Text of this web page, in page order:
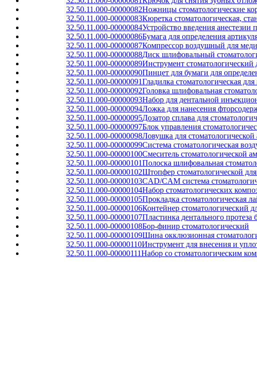
32.50.11.000-00000082Ножницы стоматологические
32.50.11.000-00000083Кюретка стоматологическая,
32.50.11.000-00000084Устройство введения
32.50.11.000-00000086Бумага для определения
32.50.11.000-00000087Компрессор воздушный для
32.50.11.000-00000088Диск шлифовальный
32.50.11.000-00000089Инструмент стоматологический
32.50.11.000-00000090Пинцет для бумаги для
32.50.11.000-00000091Гладилка стоматологическая
32.50.11.000-00000092Головка шлифовальная
32.50.11.000-00000093Набор для дентальной
32.50.11.000-00000094Ложка для нанесения
32.50.11.000-00000095Дозатор сплава для
32.50.11.000-00000097Блок управления
32.50.11.000-00000098Ловушка для
32.50.11.000-00000099Система стоматологическая
32.50.11.000-00000100Смеситель стоматологической
32.50.11.000-00000101Полоска шлифовальная
32.50.11.000-00000102Штопфер стоматологической
32.50.11.000-00000103CAD/CAM система
32.50.11.000-00000104Набор стоматологических
32.50.11.000-00000105Прокладка стоматологическая
32.50.11.000-00000106Контейнер стоматологический
32.50.11.000-00000107Пластинка дентального протеза
32.50.11.000-00000108Бор-финир стоматологический
32.50.11.000-00000109Шина окклюзионная
32.50.11.000-00000110Инструмент для внесения и
32.50.11.000-00000111Набор со стоматологическим